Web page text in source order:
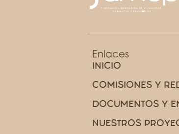
Enlaces
INICIO
COMISIONES Y
DOCUMENTOS Y
NUESTROS